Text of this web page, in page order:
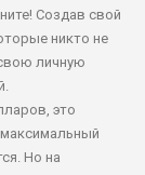
Создав свой
никто не
личную
это
Но на